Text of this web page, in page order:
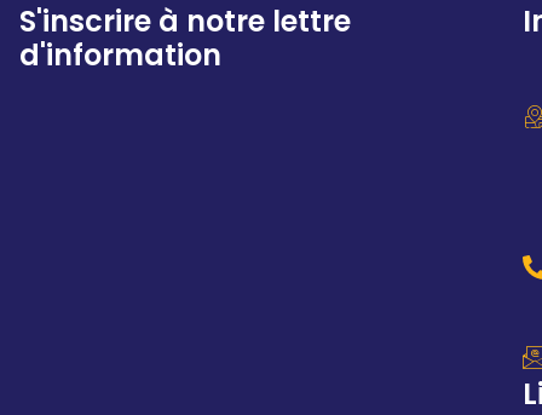
S'inscrire à notre lettre
d'information